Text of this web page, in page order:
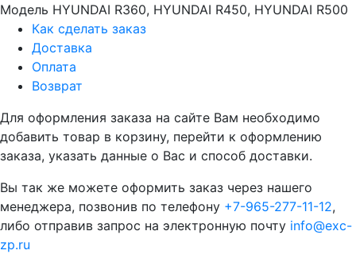
Модель HYUNDAI R360, HYUNDAI R450, HYUNDAI R500
Как сделать заказ
Доставка
Оплата
Возврат
Для оформления заказа на сайте Вам необходимо
добавить товар в корзину, перейти к оформлению
заказа, указать данные о Вас и способ доставки.
Вы так же можете оформить заказ через нашего
менеджера, позвонив по телефону +7-965-277-11-12,
либо отправив запрос на электронную почту info@exc-
zp.ru